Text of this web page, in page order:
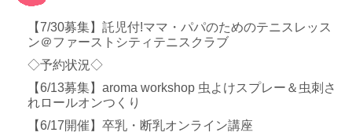
【7/30募集】託児付!ママ・パパのためのテニスレッス
ン＠ファーストシティテニスクラブ
◇予約状況◇
【6/13募集】aroma workshop 虫よけスプレー＆虫刺さ
れロールオンつくり
【6/17開催】卒乳・断乳オンライン講座